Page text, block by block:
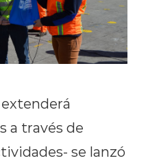
a través de
se lanzó